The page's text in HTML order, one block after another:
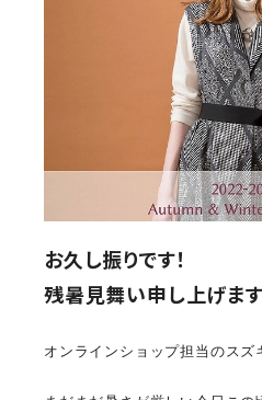
お久し振りです！
残暑見舞い申し上げま
オンラインショップ担当のスズ